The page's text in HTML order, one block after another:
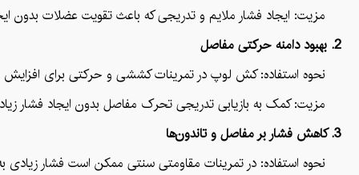
مزیت: ایجاد فشار ملایم و تدریجی که باعث تقویت عضلات بدون
2. بهبود دامنه حرکتی مفاصل
نحوه استفاده: کش لوپ در تمرینات کششی و حرکتی برای افزایش
مزیت: کمک به بازیابی تدریجی تحرک مفاصل بدون ایجاد فشار
3. کاهش فشار بر مفاصل و تاندون‌ها
نحوه استفاده: در تمرینات مقاومتی سنتی ممکن است فشار زیادی